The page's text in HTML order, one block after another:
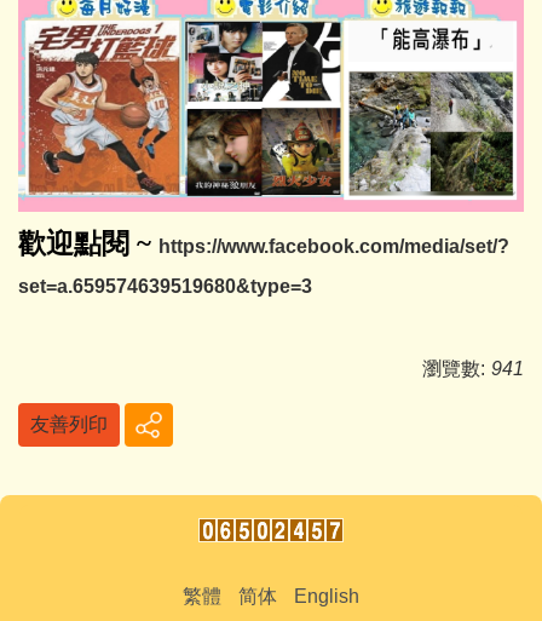
歡迎點閱 ~ https://www.facebook.com/media/set/?
set=a.659574639519680&type=3
瀏覽數: 941
友善列印
繁體 简体 English